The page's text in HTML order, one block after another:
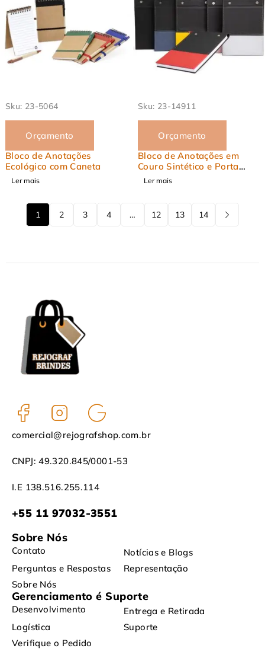
Sku: 23-5064
Orçamento
Bloco de Anotações
Ecológico com Caneta
Ler mais
Sku: 23-14911
Orçamento
Bloco de Anotações em
Couro Sintético e Porta
Caneta
Ler mais
1 2 3 4 … 12 13 14
comercial@rejografshop.com.br
CNPJ: 49.320.845/0001-53
I.E 138.516.255.114
+55 11 97032-3551
Sobre Nós
Contato
Notícias e Blogs
Perguntas e Respostas
Representação
Sobre Nós
Gerenciamento é Suporte
Desenvolvimento
Entrega e Retirada
Logística
Suporte
Verifique o Pedido